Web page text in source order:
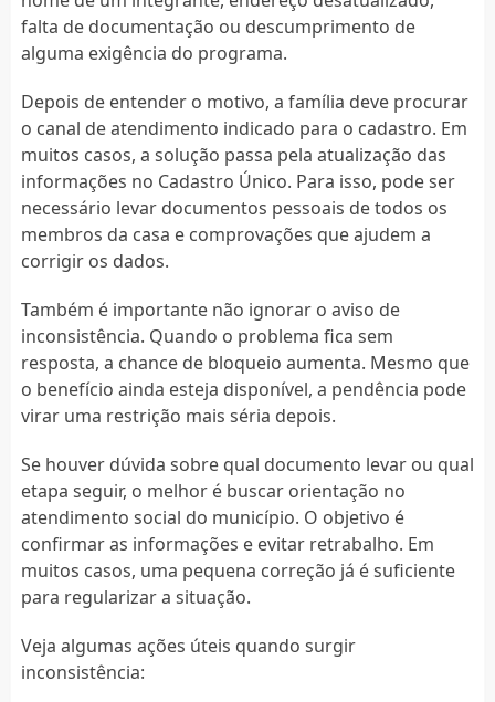
falta de documentação ou descumprimento de
alguma exigência do programa.
Depois de entender o motivo, a família deve procurar
o canal de atendimento indicado para o cadastro. Em
muitos casos, a solução passa pela atualização das
informações no Cadastro Único. Para isso, pode ser
necessário levar documentos pessoais de todos os
membros da casa e comprovações que ajudem a
corrigir os dados.
Também é importante não ignorar o aviso de
inconsistência. Quando o problema fica sem
resposta, a chance de bloqueio aumenta. Mesmo que
o benefício ainda esteja disponível, a pendência pode
virar uma restrição mais séria depois.
Se houver dúvida sobre qual documento levar ou qual
etapa seguir, o melhor é buscar orientação no
atendimento social do município. O objetivo é
confirmar as informações e evitar retrabalho. Em
muitos casos, uma pequena correção já é suficiente
para regularizar a situação.
Veja algumas ações úteis quando surgir
inconsistência: